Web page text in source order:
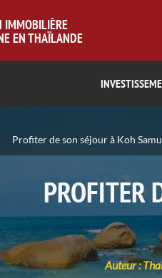
IMMOBILIÈRE
EN THAÏLANDE
> Profiter de son séjour à Koh
PROFITER
Auteur :